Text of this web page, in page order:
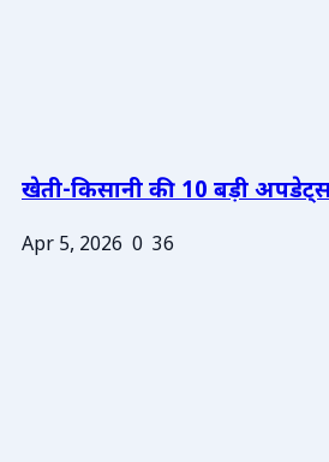
खेती-किसानी की 10 बड़ी
Apr 5, 2026 0 36